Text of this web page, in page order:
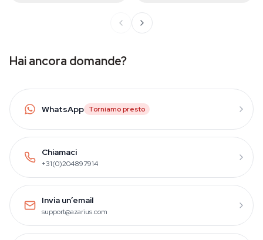
Hai ancora domande?
WhatsApp Torniamo presto
Chiamaci
+31(0)204897914
Invia un’email
support@azarius.com